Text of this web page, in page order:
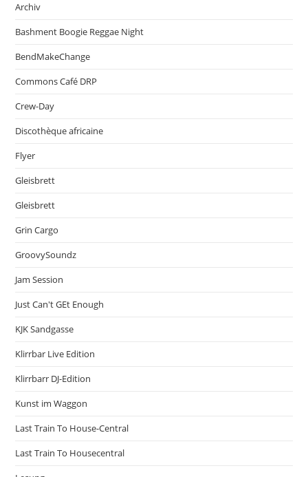
Archiv
Bashment Boogie Reggae Night
BendMakeChange
Commons Café DRP
Crew-Day
Discothèque africaine
Flyer
Gleisbrett
Gleisbrett
Grin Cargo
GroovySoundz
Jam Session
Just Can't GEt Enough
KJK Sandgasse
Klirrbar Live Edition
Klirrbarr DJ-Edition
Kunst im Waggon
Last Train To House-Central
Last Train To Housecentral